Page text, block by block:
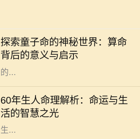
探索童子命的神秘世界：算命
背后的意义与启示
而神秘的艺术，涉及到命理、五行、
阴阳等多种哲学原理。童子命，作为
其中的一个重要概念，常常引发人们
的...
60年生人命理解析：命运与生
活的智慧之光
在中国传统文化中，命理学是一门博
大精深的学问。对于1960年出生的
人，俗称“60年生人”，他们的命理特
征，往往吸引着众多人的关注。根据
生...
在这个快速发展的社会中，许多人为